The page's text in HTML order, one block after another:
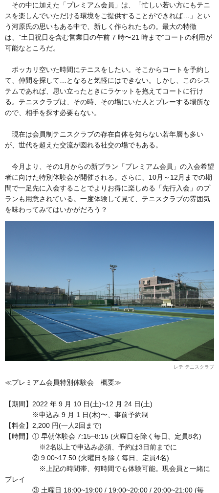
その中に加えた「プレミアム会員」は、「忙しい若い方にもテニ
スを楽しんでいただける環境をご提供することができれば…」とい
う河原氏の思いもある中で、新しく作られたもの。最大の特徴
は、”土日祝日を含む営業日の午前 7 時〜21 時まで”コートの利用が
可能なところだ。
ポッカリ空いた時間にテニスをしたい。そこからコートを予約し
て、仲間を探して…となると気軽にはできない。しかし、このシス
テムであれば、思い立ったときにラケットを抱えてコートに行け
る。テニスクラブは、その時、その場にいた人とプレーする場所な
ので、相手を探す必要もない。
現在は会員制テニスクラブの存在自体を知らない若年層も多い
が、世代を超えた交流が図れる社交の場でもある。
今月より、その1月からの新プラン「プレミアム会員」の入会希望
者に向けた特別体験会が開催される。さらに、10月～12月までの期
間で一足先に入会することでよりお得に楽しめる「先行入会」のプ
ランも用意されている。一度体験して見て、テニスクラブの雰囲気
を味わってみてはいかがだろう？
レテ テニスクラブ
≪プレミアム会員特別体験会 概要≫
【期間】2022 年 9 月 10 日(土)~12 月 24 日(土)
※申込み 9 月 1 日(木)〜、事前予約制
【料金】2,200 円(一人2回まで)
【時間】① 早朝体験会 7:15~8:15 (火曜日を除く毎日、定員8名)
※2名以上で申込み必須、予約は3日前までに
② 9:00~17:50 (火曜日を除く毎日、定員4名)
※上記の時間帯、何時間でも体験可能。現会員と一緒に
プレイ
③ 土曜日 18:00~19:00 / 19:00~20:00 / 20:00~21:00 (毎